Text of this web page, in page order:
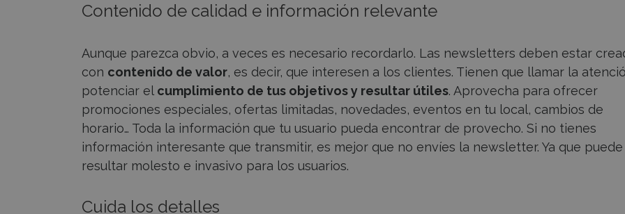
Contenido de calidad e información relevante
Aunque parezca obvio, a veces es necesario recordarlo. Las newsletters deben estar
con contenido de valor, es decir, que interesen a los clientes. Tienen que llamar la
potenciar el cumplimiento de tus objetivos y resultar útiles. Aprovecha para ofrecer
promociones especiales, ofertas limitadas, novedades, eventos en tu local, cambios de
horario… Toda la información que tu usuario pueda encontrar de provecho. Si no tienes
información interesante que transmitir, es mejor que no envíes la newsletter. Ya que puede
resultar molesto e invasivo para los usuarios.
Cuida los detalles